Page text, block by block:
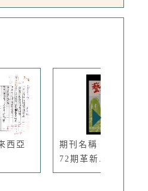
西亞
期刊名稱：臺灣文藝
72期革新...